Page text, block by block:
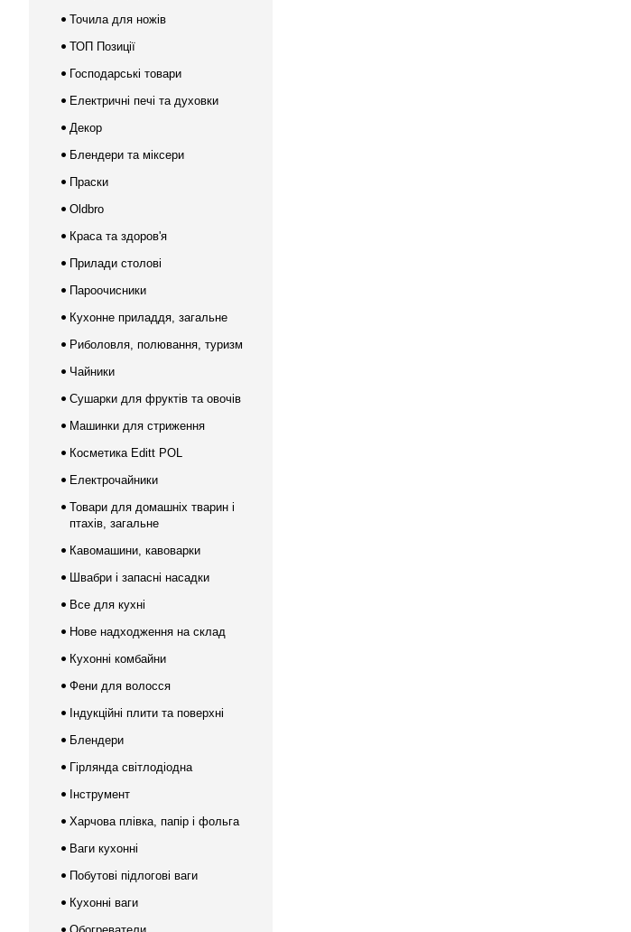
Точила для ножів
ТОП Позиції
Господарські товари
Електричні печі та духовки
Декор
Блендери та міксери
Праски
Oldbro
Краса та здоров'я
Прилади столові
Пароочисники
Кухонне приладдя, загальне
Риболовля, полювання, туризм
Чайники
Сушарки для фруктів та овочів
Машинки для стриження
Косметика Editt POL
Електрочайники
Товари для домашніх тварин і
птахів, загальне
Кавомашини, кавоварки
Швабри і запасні насадки
Все для кухні
Нове надходження на склад
Кухонні комбайни
Фени для волосся
Індукційні плити та поверхні
Блендери
Гірлянда світлодіодна
Інструмент
Харчова плівка, папір і фольга
Ваги кухонні
Побутові підлогові ваги
Кухонні ваги